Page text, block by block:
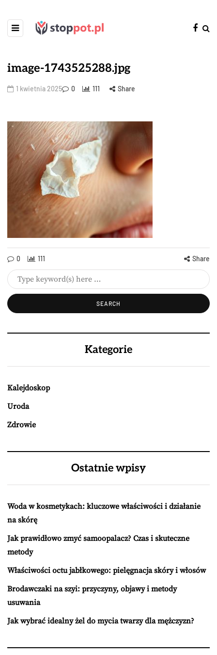
image-1743525288.jpg
1 kwietnia 2025 0 111 Share
0 111 Share
Kategorie
Kalejdoskop
Uroda
Zdrowie
Ostatnie wpisy
Woda w kosmetykach: kluczowe właściwości i działanie
na skórę
Jak prawidłowo zmyć samoopalacz? Czas i skuteczne
metody
Właściwości octu jabłkowego: pielęgnacja skóry i włosów
Brodawczaki na szyi: przyczyny, objawy i metody
usuwania
Jak wybrać idealny żel do mycia twarzy dla mężczyzn?